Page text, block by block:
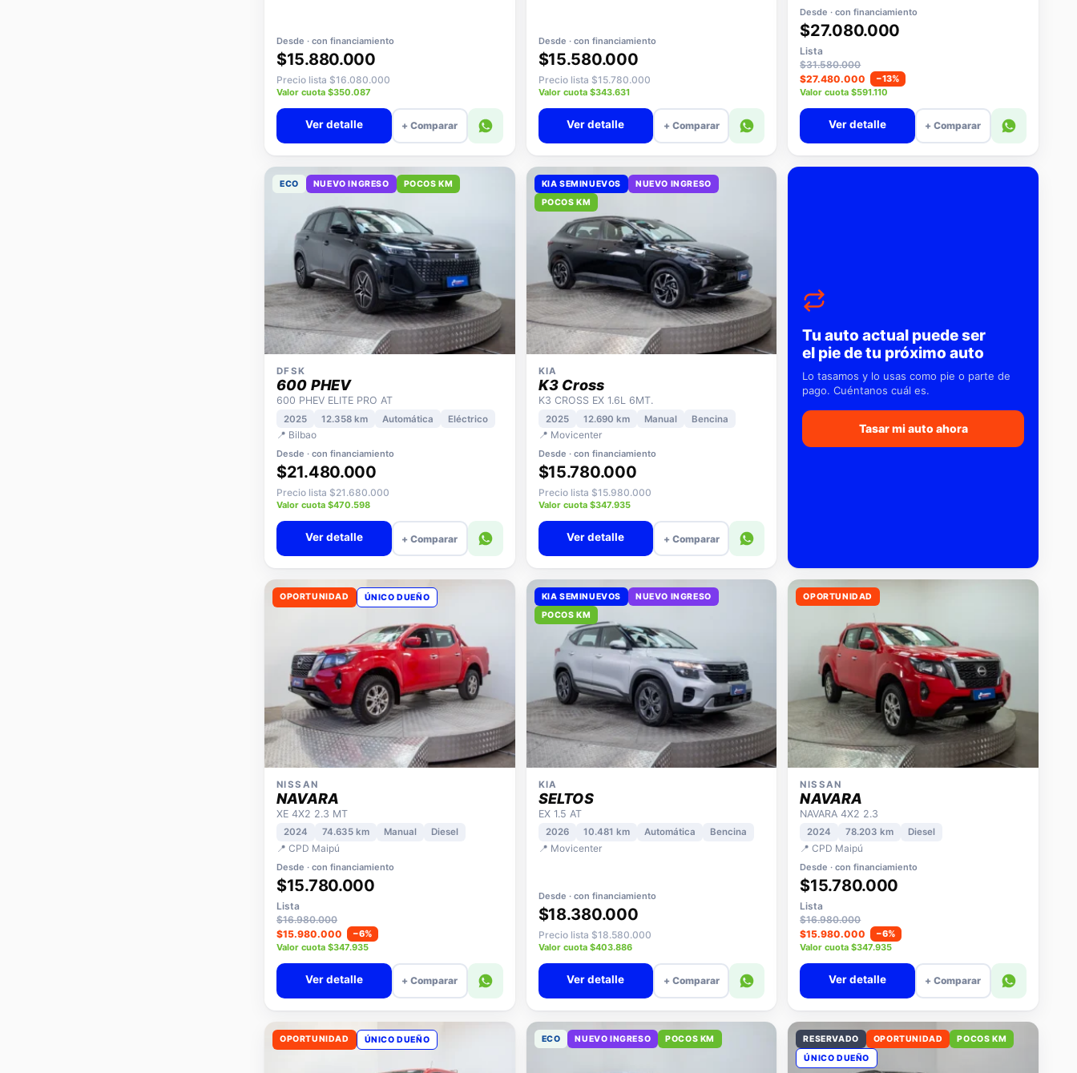
Desde · con financiamiento
$15.880.000
Precio lista $16.080.000
Valor cuota $350.087
Ver detalle + Comparar
Desde · con financiamiento
$15.580.000
Precio lista $15.780.000
Valor cuota $343.631
Ver detalle + Comparar
Desde · con financiamiento
$27.080.000
Lista
$31.580.000
$27.480.000
−13%
Valor cuota $591.110
Ver detalle + Comparar
ECO NUEVO INGRESO POCOS KM
DFSK
600 PHEV
600 PHEV ELITE PRO AT
2025 12.358 km Automática Eléctrico
📍 Bilbao
Desde · con financiamiento
$21.480.000
Precio lista $21.680.000
Valor cuota $470.598
Ver detalle + Comparar
KIA SEMINUEVOS
NUEVO INGRESO
POCOS KM
KIA
K3 Cross
K3 CROSS EX 1.6L 6MT.
2025 12.690 km Manual Bencina
📍 Movicenter
Desde · con financiamiento
$15.780.000
Precio lista $15.980.000
Valor cuota $347.935
Ver detalle + Comparar
Tu auto actual puede ser
el pie de tu próximo auto
Lo tasamos y lo usas como pie o parte de
pago. Cuéntanos cuál es.
Tasar mi auto ahora
OPORTUNIDAD ÚNICO DUEÑO
NISSAN
NAVARA
XE 4X2 2.3 MT
2024 74.635 km Manual Diesel
📍 CPD Maipú
Desde · con financiamiento
$15.780.000
Lista
$16.980.000
$15.980.000
−6%
Valor cuota $347.935
Ver detalle + Comparar
KIA SEMINUEVOS
NUEVO INGRESO
POCOS KM
KIA
SELTOS
EX 1.5 AT
2026 10.481 km Automática Bencina
📍 Movicenter
Desde · con financiamiento
$18.380.000
Precio lista $18.580.000
Valor cuota $403.886
Ver detalle + Comparar
OPORTUNIDAD
NISSAN
NAVARA
NAVARA 4X2 2.3
2024 78.203 km Diesel
📍 CPD Maipú
Desde · con financiamiento
$15.780.000
Lista
$16.980.000
$15.980.000
−6%
Valor cuota $347.935
Ver detalle + Comparar
OPORTUNIDAD ÚNICO DUEÑO ECO NUEVO INGRESO POCOS KM RESERVADO OPORTUNIDAD
POCOS KM
ÚNICO DUEÑO